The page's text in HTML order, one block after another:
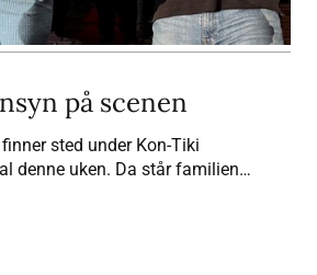
på scenen
sted under Kon-Tiki
denne uken. Da står familien
startet.